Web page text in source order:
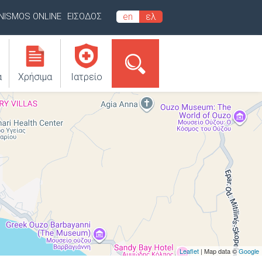
ΕΙΣΟΔΟΣ en ελ
ONLINE
Χρήσιμα Ιατρείο
Leaflet | Map data ©Google